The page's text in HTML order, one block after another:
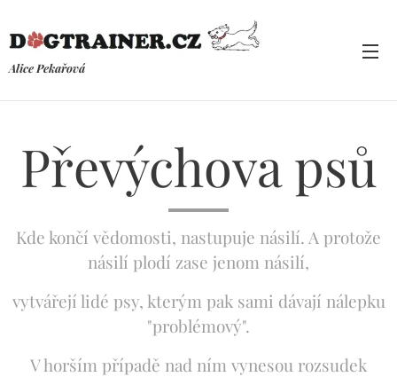
Alice Pekařová
Převýchova psů
Kde končí vědomosti, nastupuje násilí. A protože
násilí plodí zase jenom násilí,
vytvářejí lidé psy, kterým pak sami dávají nálepku
"problémový".
V horším případě nad ním vynesou rozsudek